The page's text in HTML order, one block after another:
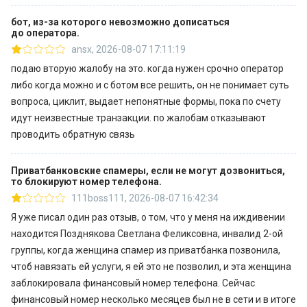
https://minfin.com.ua/ua/2021/01/28/59221850/ —
Українці назвали Приватбанк найбільш
клієнтоорієнтованим банком країни —
https://minfin.com.ua/ua/2021/01/06/58157630/
Приватбанк є членом: ФГВФО, Visa International,
MasterCard Worldwide, China UnionPay, Національна
платіжна система «Український платіжний простір» (НПС
«ПРОСТІР»). Приватбанк — універсальний банк, який
надає повний спектр фінансових послуг, як
корпоративним клієнтам, так і фізичним особам. Для
фізичних осіб банк пропонує: депозитні програми,
кредитні програми, платіжні картки, онлайн-банкінг,
платежі і перекази, страхування, індивідуальні сейфи та
ін. Для юридичних осіб банк пропонує: депозитні і
кредитні продукти, розрахунково-касове
обслуговування, міжбанківські операції, операції з
цінними паперами, документарні операції, зарплатні
проекти і зарплатні карти, послуги еквайрінгу, «Касу» —
програмний касовий апарат на платіжних POS-
бот, из-за которого невозможно дописаться
до оператора.
ansx, 2026-08-07 17:11:19
подаю вторую жалобу на это. когда нужен срочно оператор
либо когда можно и с ботом все решить, он не понимает суть
вопроса, циклит, выдает непонятные формы, пока по счету
идут неизвестные транзакции. по жалобам отказывают
проводить обратную связь
Приватбанковские спамеры, если не могут дозвониться,
то блокируют номер телефона.
111boss111 , 2026-08-07 16:42:34
Я уже писал один раз отзыв, о том, что у меня на иждивении
находится Позднякова Светлана Феликсовна, инвалид 2-ой
группы, когда женщина спамер из приватбанка позвонила,
чтоб навязать ей услуги, я ей это не позволил, и эта женщина
заблокировала финансовый номер телефона. Сейчас
финансовый номер несколько месяцев был не в сети и в итоге